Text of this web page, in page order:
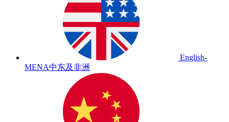
English-
MENA中东及非洲